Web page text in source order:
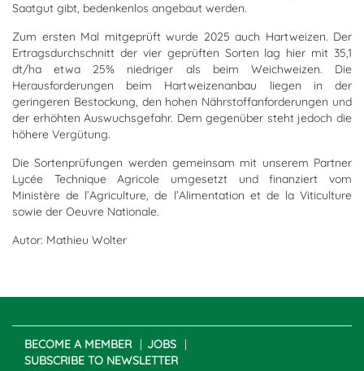
Saatgut gibt, bedenkenlos angebaut werden.
Zum ersten Mal mitgeprüft wurde 2025 auch Hartweizen. Der
Ertragsdurchschnitt der vier geprüften Sorten lag hier mit 35,1
dt/ha etwa 25% niedriger als beim Weichweizen. Die
Herausforderungen beim Hartweizenanbau liegen in der
geringeren Bestockung, den hohen Nährstoffanforderungen und
der erhöhten Auswuchsgefahr. Dem gegenüber steht jedoch die
höhere Vergütung.
Die Sortenprüfungen werden gemeinsam mit unserem Partner
Lycée Technique Agricole umgesetzt und finanziert vom
Ministère de l’Agriculture, de l’Alimentation et de la Viticulture
sowie der Oeuvre Nationale.
Autor: Mathieu Wolter
BECOME A MEMBER
JOBS
SUBSCRIBE TO NEWSLETTER